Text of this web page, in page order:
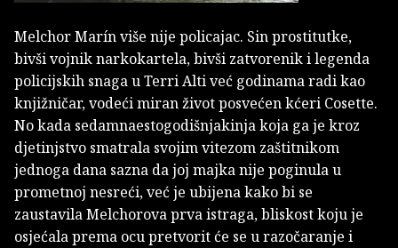
Melchor Marín više nije policajac. Sin prostitutke,
bivši vojnik narkokartela, bivši zatvorenik i legenda
policijskih snaga u Terri Alti već godinama radi kao
knjižničar, vodeći miran život posvećen kćeri Cosette.
No kada sedamnaestogodišnjakinja koja ga je kroz
djetinjstvo smatrala svojim vitezom zaštitnikom
jednoga dana sazna da joj majka nije poginula u
prometnoj nesreći, već je ubijena kako bi se
zaustavila Melchorova prva istraga, bliskost koju je
osjećala prema ocu pretvorit će se u razočaranje i